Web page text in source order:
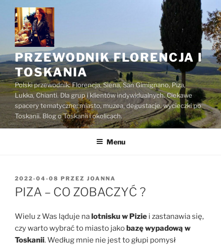
Przejdź
treści
PRZEWODNIK FLORENCJA I
TOSKANIA
Polski przewodnik: Florencja, Siena, San Gimignano, Piza,
Lukka, Chianti. Dla grup i klientów indywidualnych. Ciekawe
spacery tematyczne: miasto, muzea, degustacje, wycieczki po
Toskanii. Blog o Toskanii i okolicach.
Menu
OPUBLIKOWANE
W
2022-04-08 PRZEZ JOANNA
PIZA – CO ZOBACZYĆ ?
Wielu z Was ląduje nalotnisku w Pizie i zastanawia się,
czy warto wybrać to miasto jakobazę wypadową w
Toskanii. Według mnie nie jest to głupi pomysł